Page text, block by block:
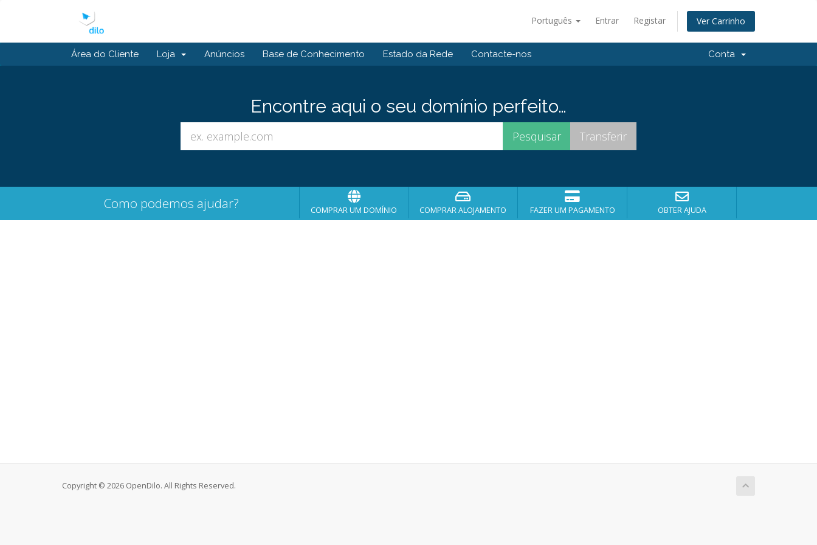
Português Entrar Registar Ver Carrinho
Área do Cliente Loja Anúncios Base de Conhecimento Estado da Rede Contacte-nos Conta
Encontre aqui o seu domínio perfeito…
Como podemos ajudar? COMPRAR UM DOMÍNIO COMPRAR ALOJAMENTO FAZER UM PAGAMENTO OBTER AJUDA
Copyright © 2026 OpenDilo. All Rights Reserved.